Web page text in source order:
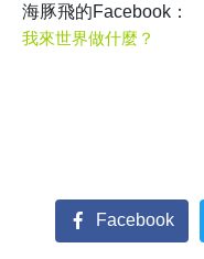
海豚飛的Facebook：
我來世界做什麼？
Facebook